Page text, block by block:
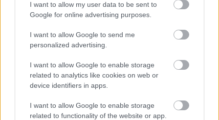
I want to allow my user data to be sent to
Google for online advertising purposes.
I want to allow Google to send me
personalized advertising.
I want to allow Google to enable storage
related to analytics like cookies on web or
device identifiers in apps.
I want to allow Google to enable storage
related to functionality of the website or app.
keresztül megy. Így a http és e-mail forgalom nem
titkos, a https forgalom meg igen. Milyen forgalom
megy http-n? A sima böngészés. A weboldalak
többsége, ahol a címsorban http:// olvasható. És mi
megy https-n? Azok a weboldalak, amelyeknél a
címsorban
https://olvasható. FB, Google+. Azon
alkalmazások jelentős része, amelyek valamilyen
felhő-szolgáltatásthasználnak. Visszakanyarodva az
Onavohoz, a http átmegy a szervereiken, a https
pedig nem. Viszont a vele kötött szerződésben az
olvasható, hogy a statisztikai információkon kívül